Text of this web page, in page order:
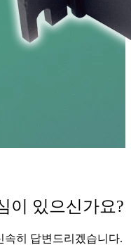
이 있으신가요?
속히 답변드리겠습니다.